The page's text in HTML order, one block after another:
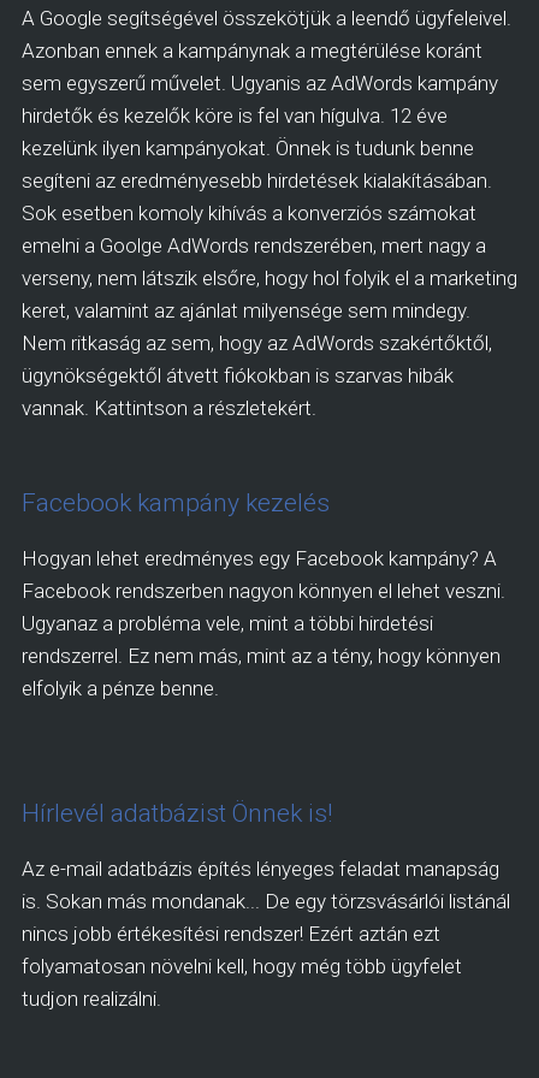
A Google segítségével összekötjük a leendő ügyfeleivel.
Azonban ennek a kampánynak a megtérülése koránt
sem egyszerű művelet. Ugyanis az AdWords kampány
hirdetők és kezelők köre is fel van hígulva. 12 éve
kezelünk ilyen kampányokat. Önnek is tudunk benne
segíteni az eredményesebb hirdetések kialakításában.
Sok esetben komoly kihívás a konverziós számokat
emelni a Goolge AdWords rendszerében, mert nagy a
verseny, nem látszik elsőre, hogy hol folyik el a marketing
keret, valamint az ajánlat milyensége sem mindegy.
Nem ritkaság az sem, hogy az AdWords szakértőktől,
ügynökségektől átvett fiókokban is szarvas hibák
vannak. Kattintson a részletekért.
Facebook kampány kezelés
Hogyan lehet eredményes egy Facebook kampány? A
Facebook rendszerben nagyon könnyen el lehet veszni.
Ugyanaz a probléma vele, mint a többi hirdetési
rendszerrel. Ez nem más, mint az a tény, hogy könnyen
elfolyik a pénze benne.
Hírlevél adatbázist Önnek is!
Az e-mail adatbázis építés lényeges feladat manapság
is. Sokan más mondanak... De egy törzsvásárlói listánál
nincs jobb értékesítési rendszer! Ezért aztán ezt
folyamatosan növelni kell, hogy még több ügyfelet
tudjon realizálni.